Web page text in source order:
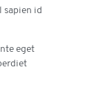
sapien id
eget